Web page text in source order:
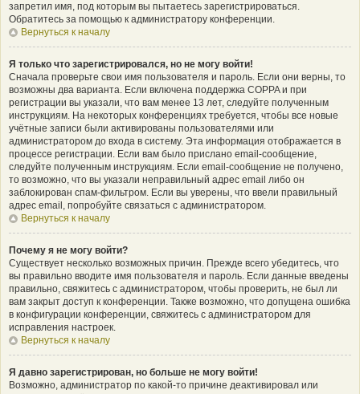
запретил имя, под которым вы пытаетесь зарегистрироваться.
Обратитесь за помощью к администратору конференции.
Вернуться к началу
Я только что зарегистрировался, но не могу войти!
Сначала проверьте свои имя пользователя и пароль. Если они верны, то
возможны два варианта. Если включена поддержка COPPA и при
регистрации вы указали, что вам менее 13 лет, следуйте полученным
инструкциям. На некоторых конференциях требуется, чтобы все новые
учётные записи были активированы пользователями или
администратором до входа в систему. Эта информация отображается в
процессе регистрации. Если вам было прислано email-сообщение,
следуйте полученным инструкциям. Если email-сообщение не получено,
то возможно, что вы указали неправильный адрес email либо он
заблокирован спам-фильтром. Если вы уверены, что ввели правильный
адрес email, попробуйте связаться с администратором.
Вернуться к началу
Почему я не могу войти?
Существует несколько возможных причин. Прежде всего убедитесь, что
вы правильно вводите имя пользователя и пароль. Если данные введены
правильно, свяжитесь с администратором, чтобы проверить, не был ли
вам закрыт доступ к конференции. Также возможно, что допущена ошибка
в конфигурации конференции, свяжитесь с администратором для
исправления настроек.
Вернуться к началу
Я давно зарегистрирован, но больше не могу войти!
Возможно, администратор по какой-то причине деактивировал или